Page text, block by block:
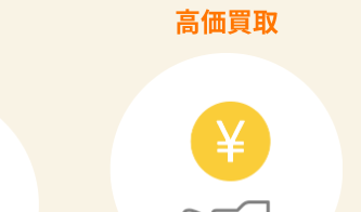
高価買取